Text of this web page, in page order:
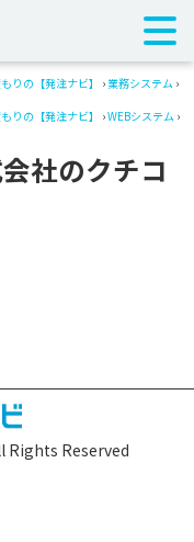
りの【発注ナビ】 › 業務システム ›
りの【発注ナビ】
›WEBシステム ›
社のクチコ
Rights Reserved